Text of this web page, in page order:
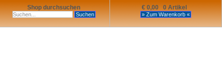
€ 0,00 0 Artikel
Shop durchsuchen